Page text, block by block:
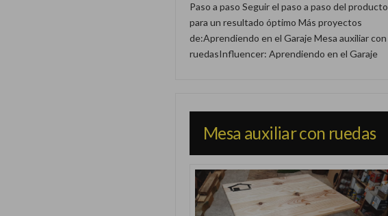
Paso a paso Seguir el paso a paso del producto
para un resultado óptimo Más proyectos
de:Aprendiendo en el Garaje Mesa auxiliar con
ruedasInfluencer: Aprendiendo en el Garaje
Mesa auxiliar con ruedas